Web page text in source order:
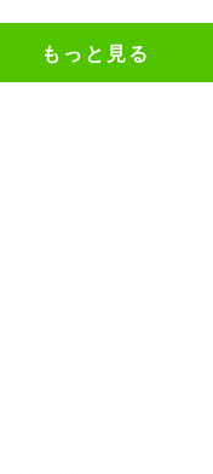
もっと見る